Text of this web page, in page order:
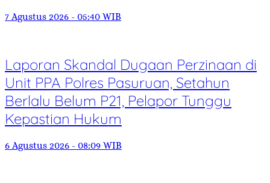
7 Agustus 2026 - 05:40 WIB
Laporan Skandal Dugaan Perzinaan di
Unit PPA Polres Pasuruan, Setahun
Berlalu Belum P21, Pelapor Tunggu
Kepastian Hukum
6 Agustus 2026 - 08:09 WIB